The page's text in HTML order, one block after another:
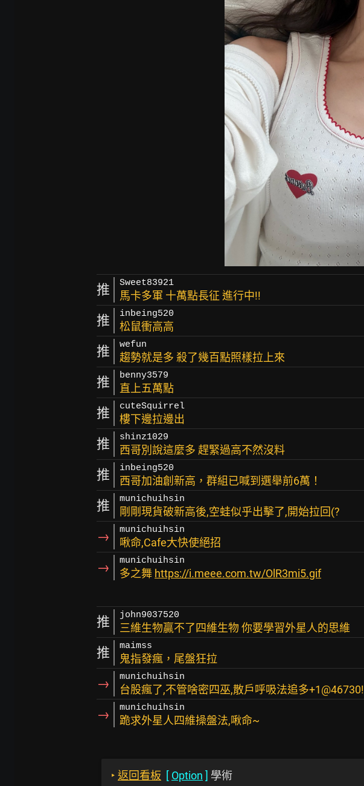
推 Sweet83921
馬卡多軍 十萬點長征 進行中!!
推 inbeing520
松鼠衝高高
推 wefun
趨勢就是多 殺了幾百點照樣拉上來
推 benny3579
直上五萬點
推 cuteSquirrel
樓下邊拉邊出
推 shinz1029
西哥別說這麼多 趕緊過高不然沒料
推 inbeing520
西哥加油創新高，群組已喊到選舉前6萬！
推 munichuihsin
剛剛現貨破新高後,空蛙似乎出擊了,開始拉回(?
→ munichuihsin
啾命,Cafe大快使絕招
→ munichuihsin
多之舞 https://i.meee.com.tw/OlR3mi5.gif
推 john9037520
三維生物贏不了四維生物 你要學習外星人的思維
推 maimss
鬼指發瘋，尾盤狂拉
→ munichuihsin
台股瘋了,不管啥密四巫,散戶呼吸法追多+1@46730!
→ munichuihsin
跪求外星人四維操盤法,啾命~
‣ 返回看板 [ Option ] 學術